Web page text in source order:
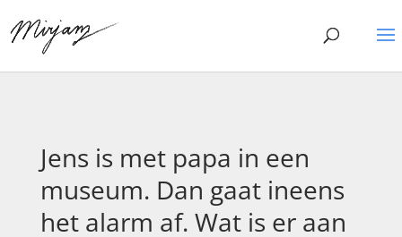
Jens is met papa in een
museum. Dan gaat ineens
het alarm af. Wat is er aan